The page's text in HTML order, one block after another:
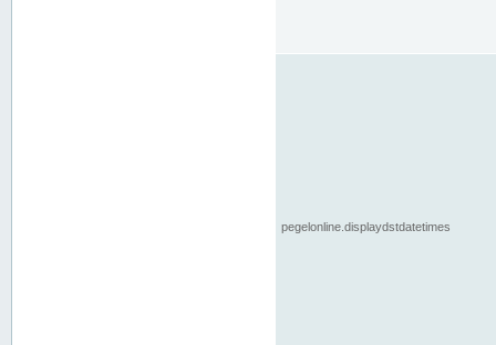
pegelonline.displaydstdatetimes